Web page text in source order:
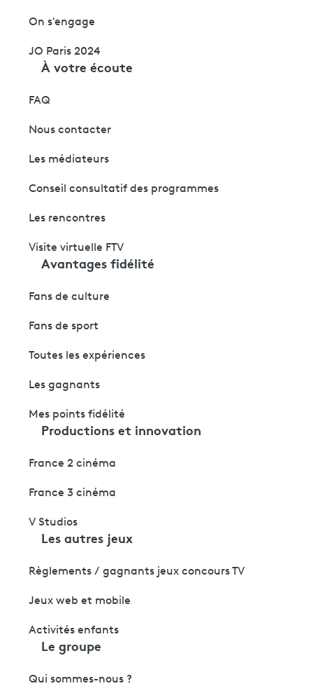
On s'engage
JO Paris 2024
À votre écoute
FAQ
Nous contacter
Les médiateurs
Conseil consultatif des programmes
Les rencontres
Visite virtuelle FTV
Avantages fidélité
Fans de culture
Fans de sport
Toutes les expériences
Les gagnants
Mes points fidélité
Productions et innovation
France 2 cinéma
France 3 cinéma
V Studios
Les autres jeux
Règlements / gagnants jeux concours TV
Jeux web et mobile
Activités enfants
Le groupe
Qui sommes-nous ?